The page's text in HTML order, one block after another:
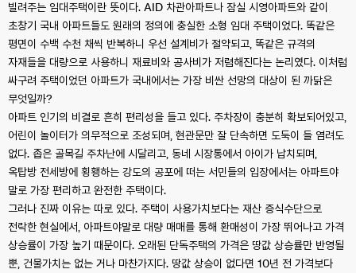
빌려주는 임대주택이란 뜻이다. AID 차관아파트나 잠실 시영아파트와 같이
초창기 국내 아파트들도 원래의 정의에 충실한 소형 임대 주택이었다. 똑같은
평면이 수백 수천 채씩 반복하니 우선 설계비가 절약되고, 똑같은 규격의
자재들을 대량으로 사용하니 재료비와 공사비가 저렴해진다는 논리였다. 이처럼
싸구려 주택이었던 아파트가 국내에서는 가장 비싼 선망의 대상이 된 까닭은
무엇일까?
아파트 인기의 비결로 흔히 편리성을 들고 있다. 주차장이 충분히 확보되어있고,
어린이 놀이터가 의무적으로 조성되며, 현관문만 잘 단속하면 도둑이 들 염려도
없다. 좁은 골목길 주차난에 시달리고, 동네 시장통에서 아이가 납치되며,
옥탑방 전세방에 횡횅하는 강도의 공포에 떠는 서민들의 입장에서는 아파트야
말로 가장 편리하고 완전한 주택이다.
그러나 진짜 이유는 따로 있다. 주택이 사용가치보다는 재산 증식수단으로
전락한 현실에서, 아파트야말로 대량 매매를 통해 환매성이 가장 뛰어나고 가격
상승률이 가장 높기 때문이다. 오래된 단독주택의 가격은 땅값 상승률만 반영될
뿐, 건물가치는 없는 거나 마찬가지다. 땅값 상승이 없다면 10년 전 가격보다